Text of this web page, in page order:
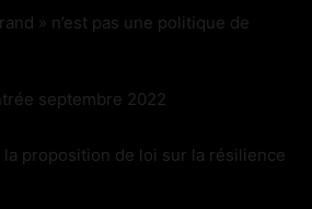
» n’est pas une politique de
septembre 2022
proposition de loi sur la résilience